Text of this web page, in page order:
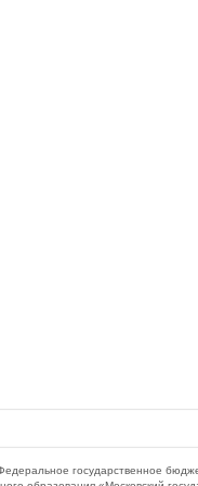
государственное